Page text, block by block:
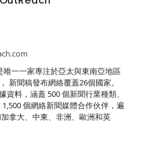
一一家專注於亞太與東南亞地區
新聞稿發布網絡覆蓋26個國家。
資料，涵蓋 500 個新聞行業種類、
個網絡新聞媒體合作伙伴，遍
拿大、中東、非洲、歐洲和英